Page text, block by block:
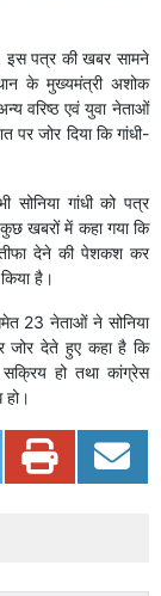
इस पत्र की खबर सामने
के मुख्यमंत्री अशोक
वरिष्ठ एवं युवा नेताओं
पर जोर दिया कि गांधी-
गांधी को पत्र
खबरों में कहा गया कि
देने की पेशकश कर
है।
23 नेताओं ने सोनिया
जोर देते हुए कहा है कि
हो तथा कांग्रेस